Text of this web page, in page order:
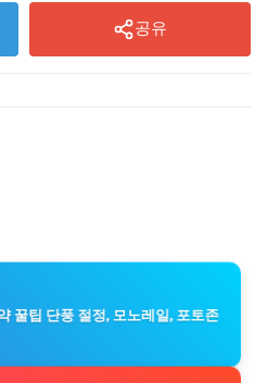
공유
꿀팁 단풍 절정, 모노레일, 포토존